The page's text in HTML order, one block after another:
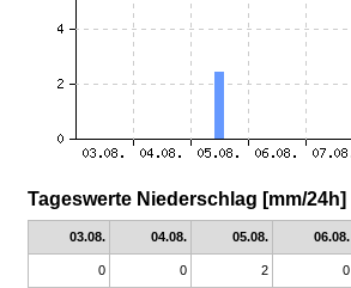
Tageswerte Niederschlag [mm/24h]
03.08. 04.08. 05.08. 06.08.
0 0 2 0